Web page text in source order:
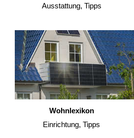
Ausstattung, Tipps
Wohnlexikon
Einrichtung, Tipps